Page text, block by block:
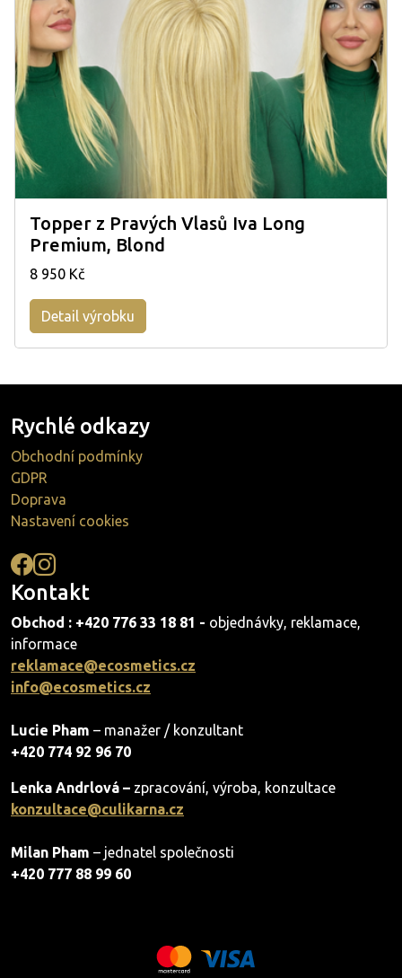
Topper z Pravých Vlasů Iva Long
Premium, Blond
8 950 Kč
Detail výrobku
Rychlé odkazy
Obchodní podmínky
GDPR
Doprava
Nastavení cookies
Kontakt
Obchod : +420 776 33 18 81 - objednávky, reklamace,
informace
reklamace@ecosmetics.cz
info@ecosmetics.cz
Lucie Pham – manažer / konzultant
+420 774 92 96 70
Lenka Andrlová – zpracování, výroba, konzultace
konzultace@culikarna.cz
Milan Pham – jednatel společnosti
+420 777 88 99 60